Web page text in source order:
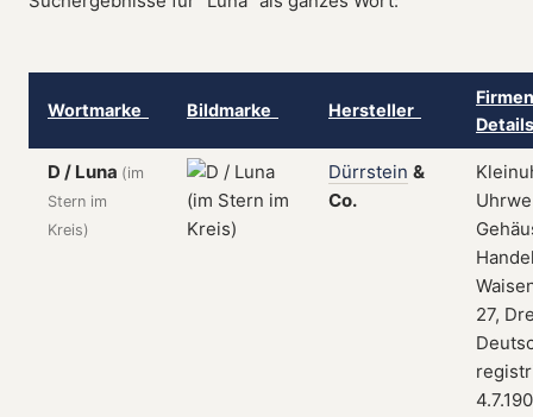
Wortmarke Bildmarke Hersteller
D / Luna (im
Stern im
Kreis)
Dürrstein &
Co.
27,